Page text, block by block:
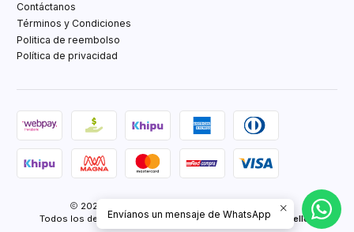
Contáctanos
Términos y Condiciones
Politica de reembolso
Política de privacidad
2026 TCenter Tu Tienda de Tecnología y mas.
Todos los derechos reservados.Desarrollado por Jumpseller.
Envíanos un mensaje de WhatsApp